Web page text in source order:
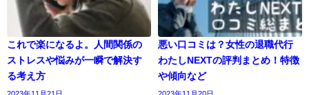
これで楽になるよ。人間関係の
ストレスや悩みが一瞬で解決す
る考え方
悪い口コミは？女性の退職代行
わたしNEXTの評判まとめ！特徴
や傾向など